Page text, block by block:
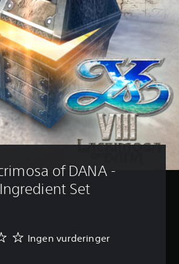
of DANA -
Set
Ingen vurderinger